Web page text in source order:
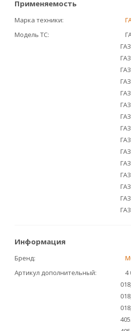
Применяемость
Марка техники
Модель ТС
Информация
Бренд
Артикул дополнительный
4